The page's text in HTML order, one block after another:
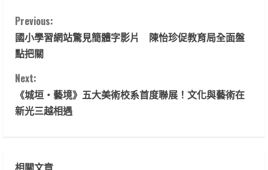
C
o
n
t
i
Previous:
國小學習網站驚見簡體字影片 陳怡珍促教育局全面盤
點把關
Next:
《城垣・藝境》五大美術校系首度聯展！文化與藝術在
新光三越相遇
相關文章